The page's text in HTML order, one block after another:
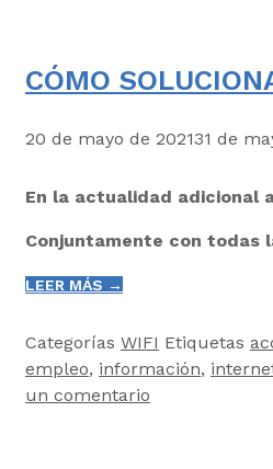
CÓMO
20 de mayo de 202131 de
En la actualidad adicional
Conjuntamente con todas
LEER MÁS →
Categorías WIFI Etiquetas
empleo, información,
un comentario